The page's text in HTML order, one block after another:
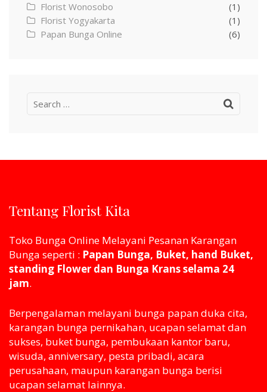
Florist Wonosobo
(1)
Florist Yogyakarta
(1)
Papan Bunga Online
(6)
Search
Tentang Florist Kita
Toko Bunga Online Melayani Pesanan Karangan
Bunga seperti : Papan Bunga, Buket, hand Buket,
standing Flower dan Bunga Krans selama 24
jam.
Berpengalaman melayani bunga papan duka cita,
karangan bunga pernikahan, ucapan selamat dan
sukses, buket bunga, pembukaan kantor baru,
wisuda, anniversary, pesta pribadi, acara
perusahaan, maupun karangan bunga berisi
ucapan selamat lainnya.